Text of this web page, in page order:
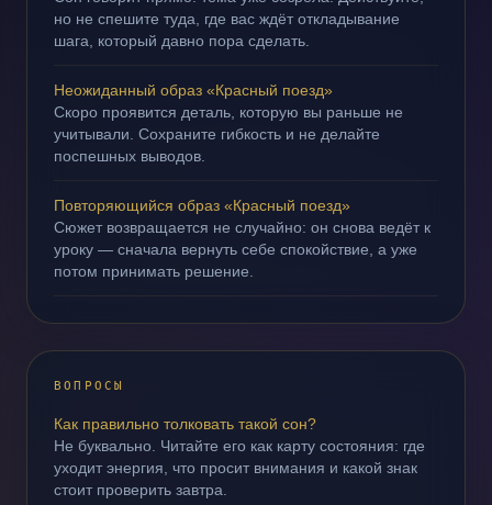
но не спешите туда, где вас ждёт откладывание
шага, который давно пора сделать.
Неожиданный образ «Красный поезд»
Скоро проявится деталь, которую вы раньше не
учитывали. Сохраните гибкость и не делайте
поспешных выводов.
Повторяющийся образ «Красный поезд»
Сюжет возвращается не случайно: он снова ведёт к
уроку — сначала вернуть себе спокойствие, а уже
потом принимать решение.
ВОПРОСЫ
Как правильно толковать такой сон?
Не буквально. Читайте его как карту состояния: где
уходит энергия, что просит внимания и какой знак
стоит проверить завтра.